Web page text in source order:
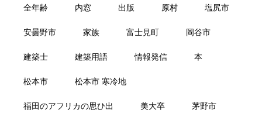
全年齢 内窓 出版 原村 塩尻市
安曇野市 家族 富士見町 岡谷市
建築士 建築用語 情報発信 本
松本市 松本市 寒冷地
福田のアフリカの思ひ出 美大卒 茅野市